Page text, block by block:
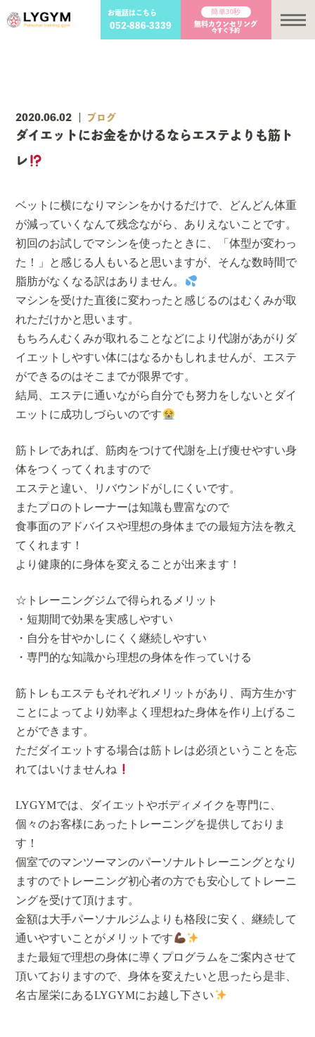
お電話はこちら
052-886-3339
簡単30秒
無料カウンセリング
今すぐ予約 メ
2020.06.02 ブログ
ダイエットにお金をかけるならエステよりも筋ト
レ
ベットに横になりマシンをかけるだけで、どんどん体重
が減っていくなんて残念ながら、ありえないことです。
初回のお試しでマシンを使ったときに、「体型が変わっ
た！」と感じる人もいると思いますが、そんな数時間で
脂肪がなくなる訳はありません。
マシンを受けた直後に変わったと感じるのはむくみが取
れただけかと思います。
もちろんむくみが取れることなどにより代謝があがりダ
イエットしやすい体にはなるかもしれませんが、エステ
ができるのはそこまでが限界です。
結局、エステに通いながら自分でも努力をしないとダイ
エットに成功しづらいのです
筋トレであれば、筋肉をつけて代謝を上げ痩せやすい身
体をつくってくれますので
エステと違い、リバウンドがしにくいです。
またプロのトレーナーは知識も豊富なので
食事面のアドバイスや理想の身体までの最短方法を教え
てくれます！
より健康的に身体を変えることが出来ます！
☆トレーニングジムで得られるメリット
・短期間で効果を実感しやすい
・自分を甘やかしにくく継続しやすい
・専門的な知識から理想の身体を作っていける
筋トレもエステもそれぞれメリットがあり、両方生かす
ことによってより効率よく理想ねた身体を作り上げるこ
とができます。
ただダイエットする場合は筋トレは必須ということを忘
れてはいけませんね
LYGYMでは、ダイエットやボディメイクを専門に、
個々のお客様にあったトレーニングを提供しておりま
す！
個室でのマンツーマンのパーソナルトレーニングとなり
ますのでトレーニング初心者の方でも安心してトレーニ
ングを受けて頂けます。
金額は大手パーソナルジムよりも格段に安く、継続して
通いやすいことがメリットです
また最短で理想の身体に導くプログラムをご案内させて
頂いておりますので、身体を変えたいと思ったら是非、
名古屋栄にあるLYGYMにお越し下さい